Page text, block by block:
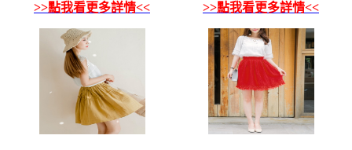
>>點我看更多詳情<< >>點我看更多詳情<<